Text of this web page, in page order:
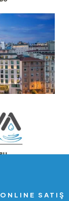
ONLINE SATIŞ